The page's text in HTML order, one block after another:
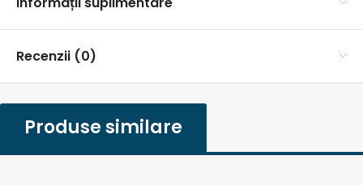
Recenzii (0)
Produse similare